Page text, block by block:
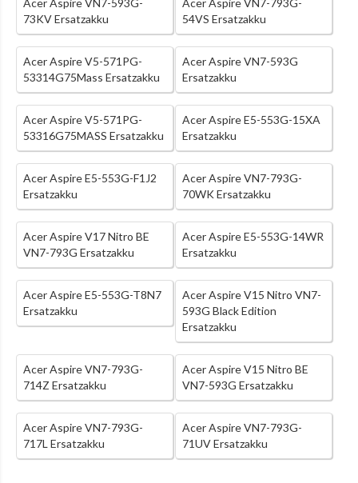
Acer Aspire VN7-593G-
73KV Ersatzakku
Acer Aspire VN7-793G-
54VS Ersatzakku
Acer Aspire V5-571PG-
53314G75Mass Ersatzakku
Acer Aspire VN7-593G
Ersatzakku
Acer Aspire V5-571PG-
53316G75MASS Ersatzakku
Acer Aspire E5-553G-15XA
Ersatzakku
Acer Aspire E5-553G-F1J2
Ersatzakku
Acer Aspire VN7-793G-
70WK Ersatzakku
Acer Aspire V17 Nitro BE
VN7-793G Ersatzakku
Acer Aspire E5-553G-14WR
Ersatzakku
Acer Aspire E5-553G-T8N7
Ersatzakku
Acer Aspire V15 Nitro VN7-
593G Black Edition
Ersatzakku
Acer Aspire VN7-793G-
714Z Ersatzakku
Acer Aspire V15 Nitro BE
VN7-593G Ersatzakku
Acer Aspire VN7-793G-
717L Ersatzakku
Acer Aspire VN7-793G-
71UV Ersatzakku